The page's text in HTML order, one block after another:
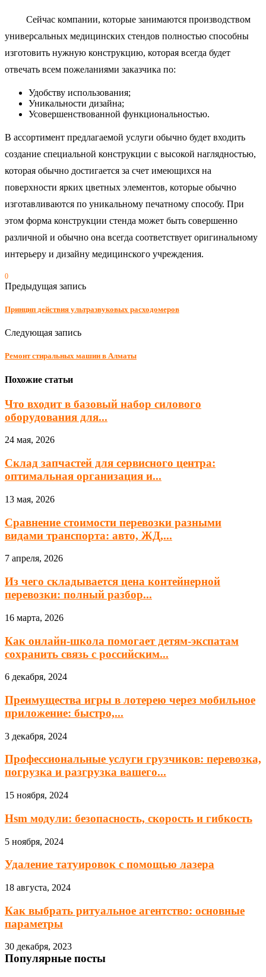
Сейчас компании, которые занимаются производством
универсальных медицинских стендов полностью способны
изготовить нужную конструкцию, которая всегда будет
отвечать всем пожеланиями заказчика по:
Удобству использования;
Уникальности дизайна;
Усовершенствованной функциональностью.
В ассортимент предлагаемой услуги обычно будет входить
создание специальной конструкции с высокой наглядностью,
которая обычно достигается за счет имеющихся на
поверхности ярких цветных элементов, которые обычно
изготавливаются по уникальному печатному способу. При
этом форма конструкции стенда может быть совершенно
различной и обычно она всегда соответствует оригинальному
интерьеру и дизайну медицинского учреждения.
0
Предыдущая запись
Принцип действия ультразвуковых расходомеров
Следующая запись
Ремонт стиральных машин в Алматы
Похожие статьи
Что входит в базовый набор силового
оборудования для...
24 мая, 2026
Склад запчастей для сервисного центра:
оптимальная организация и...
13 мая, 2026
Сравнение стоимости перевозки разными
видами транспорта: авто, ЖД,...
7 апреля, 2026
Из чего складывается цена контейнерной
перевозки: полный разбор...
16 марта, 2026
Как онлайн-школа помогает детям-экспатам
сохранить связь с российским...
6 декабря, 2024
Преимущества игры в лотерею через мобильное
приложение: быстро,...
3 декабря, 2024
Профессиональные услуги грузчиков: перевозка,
погрузка и разгрузка вашего...
15 ноября, 2024
Hsm модули: безопасность, скорость и гибкость
5 ноября, 2024
Удаление татуировок с помощью лазера
18 августа, 2024
Как выбрать ритуальное агентство: основные
параметры
30 декабря, 2023
Популярные посты